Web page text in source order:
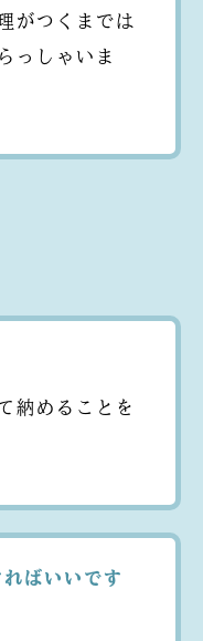
がつくまでは
っしゃいま
納めることを
ばいいです